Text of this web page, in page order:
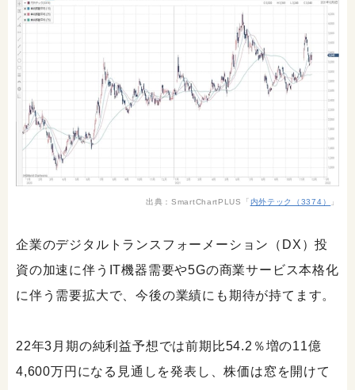
出典：SmartChartPLUS「内外テック（3374） 」
企業のデジタルトランスフォーメーション（DX）投
資の加速に伴うIT機器需要や5Gの商業サービス本格化
に伴う需要拡大で、今後の業績にも期待が持てます。
22年3月期の純利益予想では前期比54.2％増の11億
4,600万円になる見通しを発表し、株価は窓を開けて